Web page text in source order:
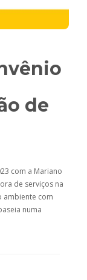
de
com a Mariano
de serviços na
ambiente com
numa